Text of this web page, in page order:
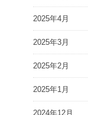
2025年4月
2025年3月
2025年2月
2025年1月
2024年12月